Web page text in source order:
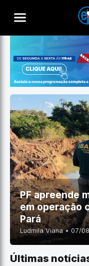
PF apreende
em operação
Pará
Ludmila Viana • 07/
Últimas